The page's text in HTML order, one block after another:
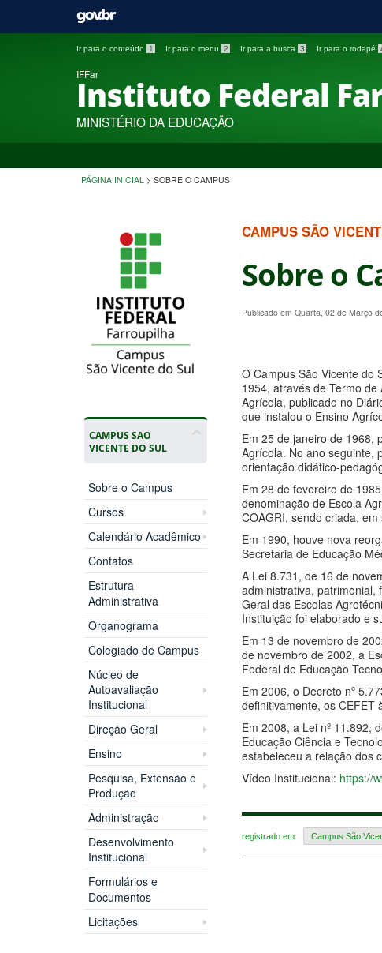
Ir para o conteúdo 1 Ir para o menu 2 Ir para a busca 3 Ir para o rodapé
IFFar
Instituto Federal
MINISTÉRIO DA EDUCAÇÃO
PÁGINA INICIAL > SOBRE O CAMPUS
CAMPUS SAO
VICENTE DO SUL
Sobre o Campus
Cursos
Calendário Acadêmico
Contatos
Estrutura
Administrativa
Organograma
Colegiado de Campus
Núcleo de
Autoavaliação
Institucional
Direção Geral
Ensino
Pesquisa, Extensão e
Produção
Administração
Desenvolvimento
Institucional
Formulários e
Documentos
Licitações
CAMPUS SÃO
Sobre o
Publicado em Quarta, 02 de Março
O Campus São Vicente do
1954, através de Termo
Agrícola, publicado no
que instalou o Ensino
Em 25 de janeiro de 1968,
Agrícola. No ano seguinte,
orientação didático-
Em 28 de fevereiro de
denominação de Escola
COAGRI, sendo criada,
Em 1990, houve nova
Secretaria de Educação
A Lei 8.731, de 16 de
administrativa, patrimonial,
Geral das Escolas
Instituição foi elaborado e
Em 13 de novembro de
de novembro de 2002, a
Federal de Educação
Em 2006, o Decreto nº
definitivamente, os CEFET
Em 2008, a Lei nº 11.892,
Educação Ciência e
estabeleceu a relação dos
Vídeo Institucional: https://
registrado em: Campus São